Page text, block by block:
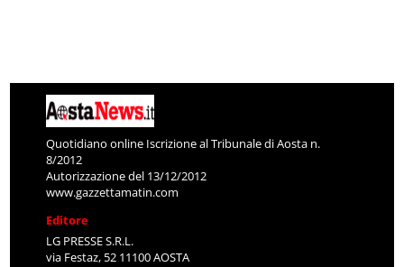
Quotidiano online Iscrizione al Tribunale di Aosta n.
8/2012
Autorizzazione del 13/12/2012
www.gazzettamatin.com
Editore
LG PRESSE S.R.L.
via Festaz, 52 11100 AOSTA